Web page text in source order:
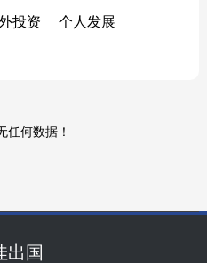
投资
个人发展
任何数据！
出国